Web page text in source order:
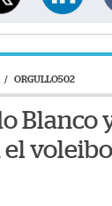
/ ORGULLO502
Blanco